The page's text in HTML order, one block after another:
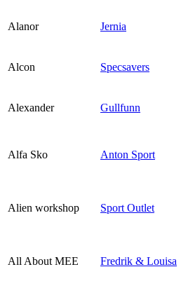
Alanor Jernia
Alcon Specsavers
Alexander Gullfunn
Alfa Sko Anton Sport
Alien workshop Sport Outlet
All About MEE Fredrik & Louisa